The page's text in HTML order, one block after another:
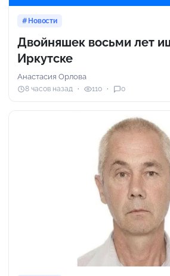
Новости
Двойняшек восьми лет
Иркутске
Анастасия Орлова
8 часов назад 110 0